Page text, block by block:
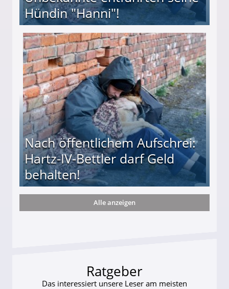
Hündin "Hanni"!
entführten seine Hündin "Hanni"!
Nach öffentlichem Aufschrei:
Hartz-IV-Bettler darf Geld
behalten!
darf Geld behalten!
Alle anzeigen
Ratgeber
Das interessiert unsere Leser am meisten